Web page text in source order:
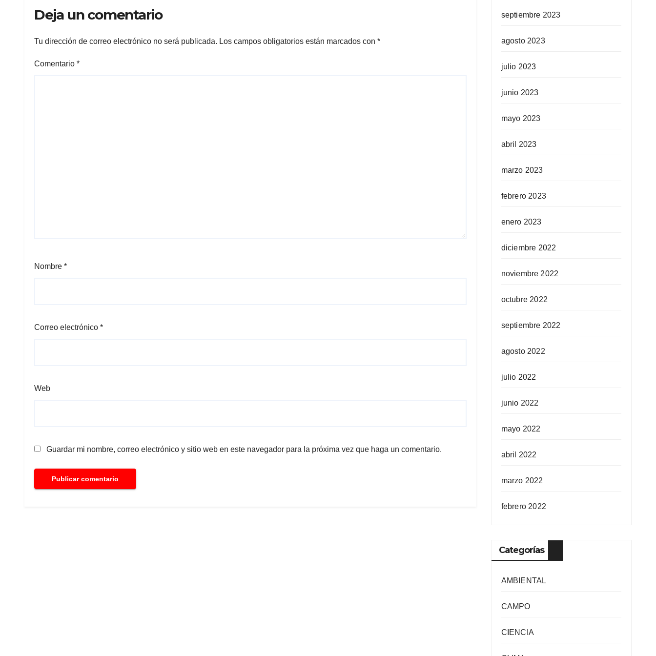
Deja un comentario
Tu dirección de correo electrónico no será publicada. Los campos obligatorios están marcados con *
Comentario *
Nombre *
Correo electrónico *
Web
Guardar mi nombre, correo electrónico y sitio web en este navegador para la próxima vez que haga un comentario.
septiembre 2023
agosto 2023
julio 2023
junio 2023
mayo 2023
abril 2023
marzo 2023
febrero 2023
enero 2023
diciembre 2022
noviembre 2022
octubre 2022
septiembre 2022
agosto 2022
julio 2022
junio 2022
mayo 2022
abril 2022
marzo 2022
febrero 2022
Categorías
AMBIENTAL
CAMPO
CIENCIA